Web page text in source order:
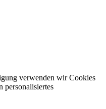
verwenden wir Cookies
personalisiertes